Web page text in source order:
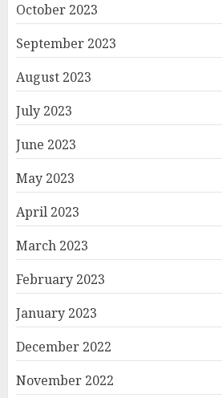
October 2023
September 2023
August 2023
July 2023
June 2023
May 2023
April 2023
March 2023
February 2023
January 2023
December 2022
November 2022